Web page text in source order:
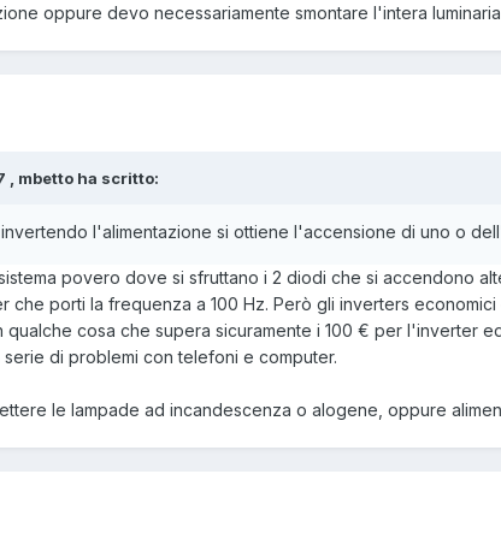
oppure devo necessariamente smontare l'intera
, mbetto ha scritto:
l'alimentazione si ottiene l'accensione di uno o
povero dove si sfruttano i 2 diodi che si accendono
che porti la frequenza a 100 Hz. Però gli inverters
cosa che supera sicuramente i 100 € per l'inverter
di problemi con telefoni e computer.
le lampade ad incandescenza o alogene, oppure